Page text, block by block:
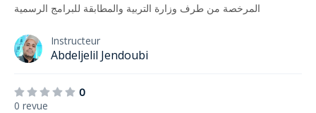
المرخصة من طرف وزارة التربية والمطابقة للبرامج الرسمية
Instructeur
Abdeljelil Jendoubi
0
0 revue